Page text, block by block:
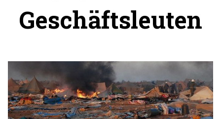
Geschäftsleuten